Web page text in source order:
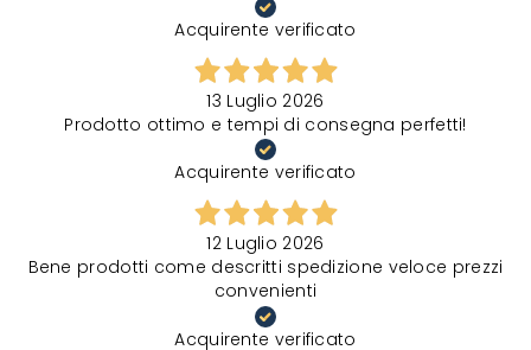
Acquirente verificato
13 Luglio 2026
Prodotto ottimo e tempi di consegna perfetti!
Acquirente verificato
12 Luglio 2026
Bene prodotti come descritti spedizione veloce prezzi
convenienti
Acquirente verificato